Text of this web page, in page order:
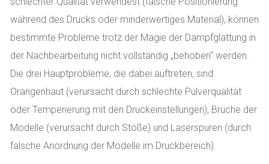
während des Drucks oder minderwertiges Material), können
bestimmte Probleme trotz der Magie der Dampfglättung in
der Nachbearbeitung nicht vollständig „behoben“ werden.
Die drei Hauptprobleme, die dabei auftreten, sind
Orangenhaut (verursacht durch schlechte Pulverqualität
oder Temperierung mit den Druckeinstellungen), Brüche der
Modelle (verursacht durch Stöße) und Laserspuren (durch
falsche Anordnung der Modelle im Druckbereich).